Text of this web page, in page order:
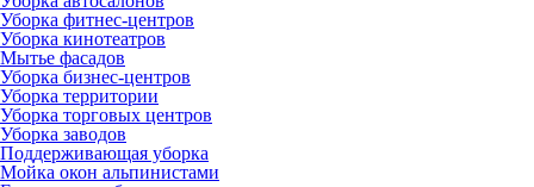
Уборка фитнес-центров
Уборка кинотеатров
Мытье фасадов
Уборка бизнес-центров
Уборка территории
Уборка торговых центров
Уборка заводов
Поддерживающая уборка
Мойка окон альпинистами